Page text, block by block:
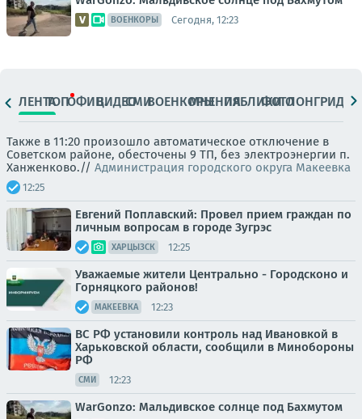
ВОЕНКОРЫ Сегодня, 12:23
ЛЕНТАТОПОФИЦ.ВИДЕОСМИВОЕНКОРЫМНЕНИЯПАБЛИКИ
ФОТОЛОНГРИДЫ
Также в 11:20 произошло автоматическое отключение в
Советском районе, обесточены 9 ТП, без электроэнергии п.
Ханженково.// Администрация городского округа Макеевка
12:25
Евгений Поплавский: Провел прием граждан по
личным вопросам в городе Зугрэс
ХАРЦЫЗСК 12:25
Уважаемые жители Центрально - Городсконо и
Горняцкого районов!
МАКЕЕВКА 12:23
ВС РФ установили контроль над Ивановкой в
Харьковской области, сообщили в Минобороны
РФ
СМИ 12:23
WarGonzo: Мальдивское солнце под Бахмутом